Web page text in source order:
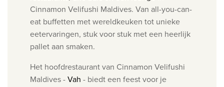
Cinnamon Velifushi Maldives. Van all-you-can-
eat buffetten met wereldkeuken tot unieke
eetervaringen, stuk voor stuk met een heerlijk
pallet aan smaken.
Het hoofdrestaurant van Cinnamon Velifushi
Maldives -Vah - biedt een feest voor je